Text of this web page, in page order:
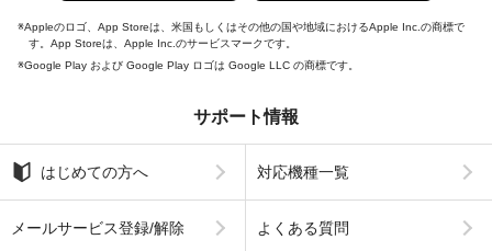
Appleのロゴ、App Storeは、米国もしくはその他の国や地域におけるApple Inc.の商標で
す。App Storeは、Apple Inc.のサービスマークです。
Google Play および Google Play ロゴは Google LLC の商標です。
サポート情報
はじめての方へ 対応機種一覧
メールサービス登録/解除 よくある質問